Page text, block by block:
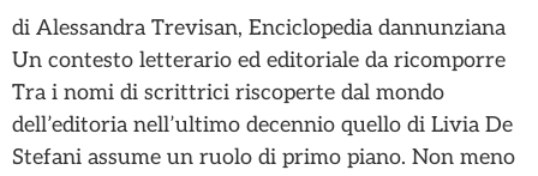
di Alessandra Trevisan, Enciclopedia dannunziana
Un contesto letterario ed editoriale da ricomporre
Tra i nomi di scrittrici riscoperte dal mondo
dell’editoria nell’ultimo decennio quello di Livia De
Stefani assume un ruolo di primo piano. Non meno